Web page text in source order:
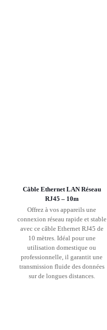
Câble Ethernet LAN Réseau
RJ45 – 10m
Offrez à vos appareils une
connexion réseau rapide et stable
avec ce câble Ethernet RJ45 de
10 mètres. Idéal pour une
utilisation domestique ou
professionnelle, il garantit une
transmission fluide des données
sur de longues distances.